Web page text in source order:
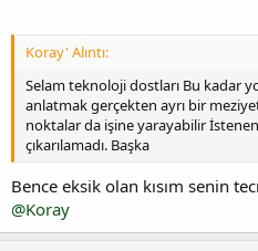
Koray' Alıntı:
Selam teknoloji dostları Bu kadar
anlatmak gerçekten ayrı bir
noktalar da işine yarayabilir
çıkarılamadı. Başka
Bence eksik olan kısım senin
@Koray